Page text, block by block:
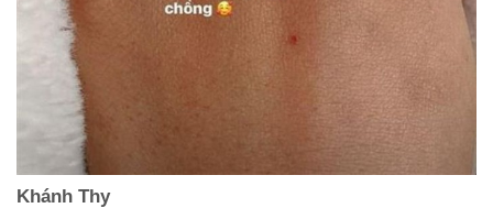
Khánh Thy